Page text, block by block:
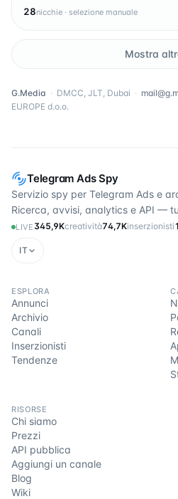
Telegram Ads Spy
Servizio spy per Telegram Ads e
Ricerca, avvisi, analytics e API —
LIVE 345,9Kcreatività74,7Kinserzionisti
IT
ESPLORA
Annunci
Archivio
Canali
Inserzionisti
Tendenze
RISORSE
Chi siamo
Prezzi
API pubblica
Aggiungi un canale
Blog
Wiki
28nicchie · selezione manuale
Mostra
G.Media · DMCC, JLT, Dubai ·
EUROPE d.o.o.